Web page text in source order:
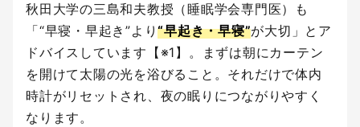
秋田大学の三島和夫教授（睡眠学会専門医）も
「“早寝・早起き”より“早起き・早寝”が大切」とア
ドバイスしています【※1】。まずは朝にカーテン
を開けて太陽の光を浴びること。それだけで体内
時計がリセットされ、夜の眠りにつながりやすく
なります。